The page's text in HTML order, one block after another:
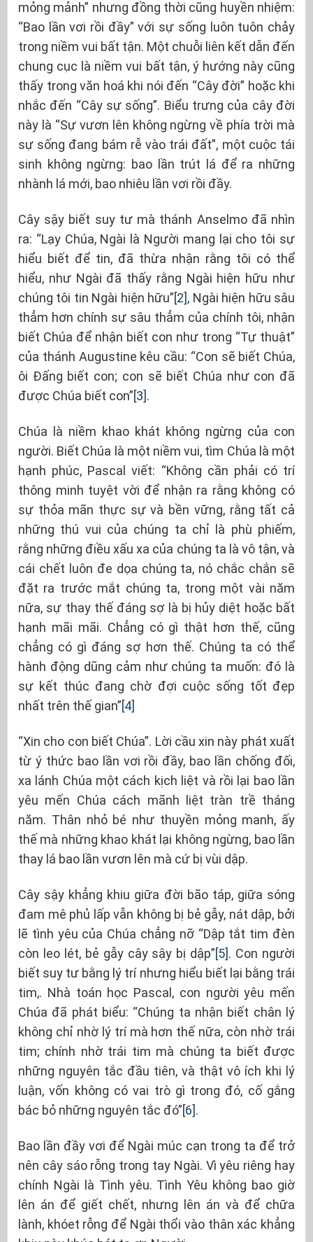
mỏng mảnh” nhưng đồng thời cũng huyền nhiệm:
“Bao lần vơi rồi đầy” với sự sống luôn tuôn chảy
trong niềm vui bất tận. Một chuỗi liên kết dẫn đến
chung cục là niềm vui bất tận, ý hướng này cũng
thấy trong văn hoá khi nói đến “Cây đời” hoặc khi
nhắc đến “Cây sự sống”. Biểu trưng của cây đời
này là “Sự vươn lên không ngừng về phía trời mà
sự sống đang bám rễ vào trái đất”, một cuộc tái
sinh không ngừng: bao lần trút lá để ra những
nhành lá mới, bao nhiêu lần vơi rồi đầy.
Cây sậy biết suy tư mà thánh Anselmo đã nhìn
ra: “Lạy Chúa, Ngài là Người mang lại cho tôi sự
hiểu biết để tin, đã thừa nhận rằng tôi có thể
hiểu, như Ngài đã thấy rằng Ngài hiện hữu như
chúng tôi tin Ngài hiện hữu”[2], Ngài hiện hữu sâu
thẳm hơn chính sự sâu thẳm của chính tôi, nhận
biết Chúa để nhận biết con như trong “Tự thuật”
của thánh Augustine kêu cầu: “Con sẽ biết Chúa,
ôi Đấng biết con; con sẽ biết Chúa như con đã
được Chúa biết con”[3].
Chúa là niềm khao khát không ngừng của con
người. Biết Chúa là một niềm vui, tìm Chúa là một
hạnh phúc, Pascal viết: “Không cần phải có trí
thông minh tuyệt vời để nhận ra rằng không có
sự thỏa mãn thực sự và bền vững, rằng tất cả
những thú vui của chúng ta chỉ là phù phiếm,
rằng những điều xấu xa của chúng ta là vô tận, và
cái chết luôn đe dọa chúng ta, nó chắc chắn sẽ
đặt ra trước mắt chúng ta, trong một vài năm
nữa, sự thay thế đáng sợ là bị hủy diệt hoặc bất
hạnh mãi mãi. Chẳng có gì thật hơn thế, cũng
chẳng có gì đáng sợ hơn thế. Chúng ta có thể
hành động dũng cảm như chúng ta muốn: đó là
sự kết thúc đang chờ đợi cuộc sống tốt đẹp
nhất trên thế gian”[4]
“Xin cho con biết Chúa”. Lời cầu xin này phát xuất
từ ý thức bao lần vơi rồi đầy, bao lần chống đối,
xa lánh Chúa một cách kịch liệt và rồi lại bao lần
yêu mến Chúa cách mãnh liệt tràn trề tháng
năm. Thân nhỏ bé như thuyền mỏng manh, ấy
thế mà những khao khát lại không ngừng, bao lần
thay lá bao lần vươn lên mà cứ bị vùi dập.
Cây sậy khẳng khiu giữa đời bão táp, giữa sóng
đam mê phủ lấp vẫn không bị bẻ gẫy, nát dập, bởi
lẽ tình yêu của Chúa chẳng nỡ “Dập tắt tim đèn
còn leo lét, bẻ gẫy cây sậy bị dập”[5]. Con người
biết suy tư bằng lý trí nhưng hiểu biết lại bằng trái
tim,. Nhà toán học Pascal, con người yêu mến
Chúa đã phát biểu: “Chúng ta nhận biết chân lý
không chỉ nhờ lý trí mà hơn thế nữa, còn nhờ trái
tim; chính nhờ trái tim mà chúng ta biết được
những nguyên tắc đầu tiên, và thật vô ích khi lý
luận, vốn không có vai trò gì trong đó, cố gắng
bác bỏ những nguyên tắc đó”[6].
Bao lần đầy vơi để Ngài múc cạn trong ta để trở
nên cây sáo rỗng trong tay Ngài. Vì yêu riêng hay
chính Ngài là Tình yêu. Tình Yêu không bao giờ
lên án để giết chết, nhưng lên án và để chữa
lành, khóet rỗng để Ngài thổi vào thân xác khẳng